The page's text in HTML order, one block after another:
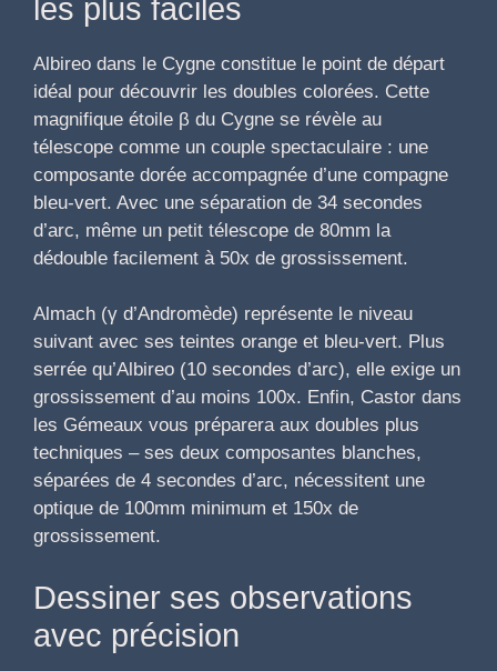
les plus faciles
Albireo dans le Cygne constitue le point de départ
idéal pour découvrir les doubles colorées. Cette
magnifique étoile β du Cygne se révèle au
télescope comme un couple spectaculaire : une
composante dorée accompagnée d’une compagne
bleu-vert. Avec une séparation de 34 secondes
d’arc, même un petit télescope de 80mm la
dédouble facilement à 50x de grossissement.
Almach (γ d’Andromède) représente le niveau
suivant avec ses teintes orange et bleu-vert. Plus
serrée qu’Albireo (10 secondes d’arc), elle exige un
grossissement d’au moins 100x. Enfin, Castor dans
les Gémeaux vous préparera aux doubles plus
techniques – ses deux composantes blanches,
séparées de 4 secondes d’arc, nécessitent une
optique de 100mm minimum et 150x de
grossissement.
Dessiner ses observations
avec précision